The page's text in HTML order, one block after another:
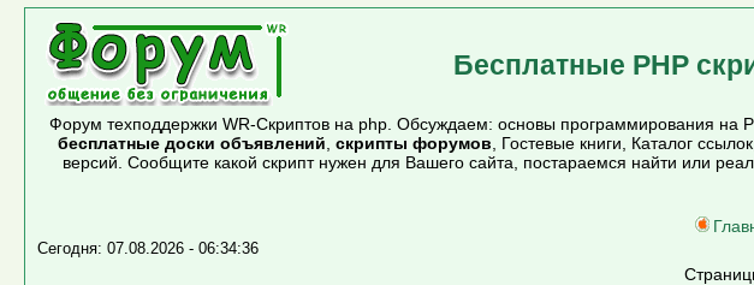
Бесплатные PHP
Форум техподдержки WR-Скриптов на php. Обсуждаем: основы программирования на
бесплатные доски объявлений скрипты форумов , Гостевые книги, Каталог
версий. Сообщите какой скрипт нужен для Вашего сайта, постараемся найти или
Сегодня: 07.08.2026 - 06:34:36